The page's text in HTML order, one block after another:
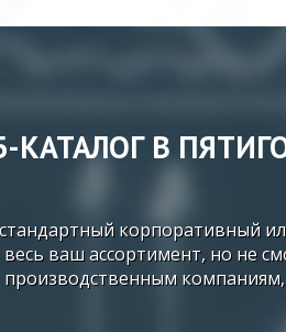
В
корпоративный
ваш ассортимент, но не
компаниям,